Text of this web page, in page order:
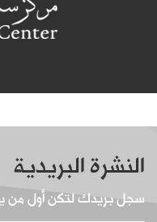
النشرة البريدية
سجل بريدك لتكن أول من